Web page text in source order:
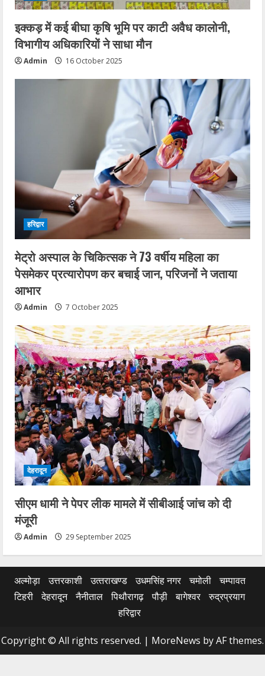
इक्कड़ में कई बीघा कृषि भूमि पर काटी अवैध कालोनी,
विभागीय अधिकारियों ने साधा मौन
Admin 16 October 2025
हरिद्वार
मेट्रो अस्पाल के चिकित्सक ने 73 वर्षीय महिला का
पेसमेकर प्रत्यारोपण कर बचाई जान, परिजनों ने जताया
आभार
Admin 7 October 2025
देहरादून
सीएम धामी ने पेपर लीक मामले में सीबीआई जांच को दी
मंजूरी
Admin 29 September 2025
अल्मोड़ा उत्तरकाशी उत्‍तराखण्‍ड उधमसिंह नगर चमोली
चम्पावत
टिहरी
देहरादून नैनीताल पिथौरागढ़ पौड़ी बागेश्वर
रुद्रप्रयाग
हरिद्वार
Copyright © All rights reserved. | MoreNews by AF themes.